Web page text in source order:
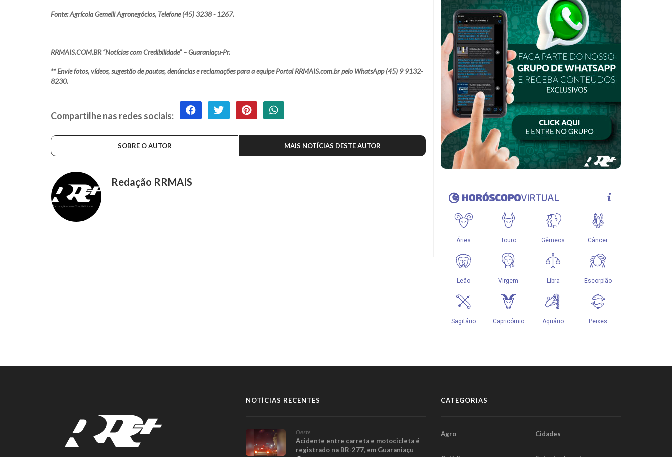
Fonte: Agrícola Gemelli Agronegócios, Telefone (45) 3238 - 1267.
RRMAIS.COM.BR “Notícias com Credibilidade” – Guaraniaçu-Pr.
** Envie fotos, vídeos, sugestão de pautas, denúncias e reclamações para a equipe Portal RRMAIS.com.br pelo WhatsApp (45) 9 9132-
8230.
Compartilhe nas redes sociais:
SOBRE O AUTOR MAIS NOTÍCIAS DESTE AUTOR
Redação RRMAIS
NOTÍCIAS RECENTES
Oeste
Acidente entre carreta e motocicleta é
registrado na BR-277, em Guaraniaçu
CATEGORIAS
Agro Cidades